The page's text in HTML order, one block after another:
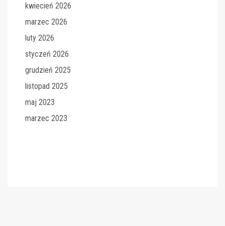
kwiecień 2026
marzec 2026
luty 2026
styczeń 2026
grudzień 2025
listopad 2025
maj 2023
marzec 2023